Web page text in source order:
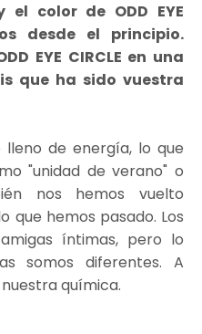
color de ODD EYE
desde el principio.
EYE CIRCLE en una
que ha sido vuestra
lleno de energía, lo que
"unidad de verano" o
nos hemos vuelto
que hemos pasado. Los
íntimas, pero lo
somos diferentes. A
química.